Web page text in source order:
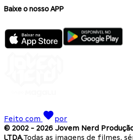
Baixe o nosso APP
Feito com
por
© 2002 - 2026 Jovem Nerd
LTDA.Todas as imagens de filmes,